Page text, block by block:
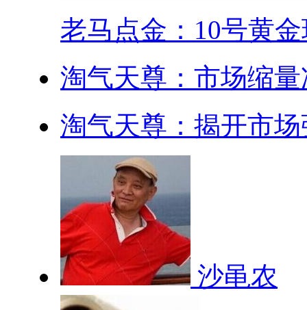
老马点金：10号黄金
淘气天尊：市场缩
淘气天尊：揭开市
沙黾农